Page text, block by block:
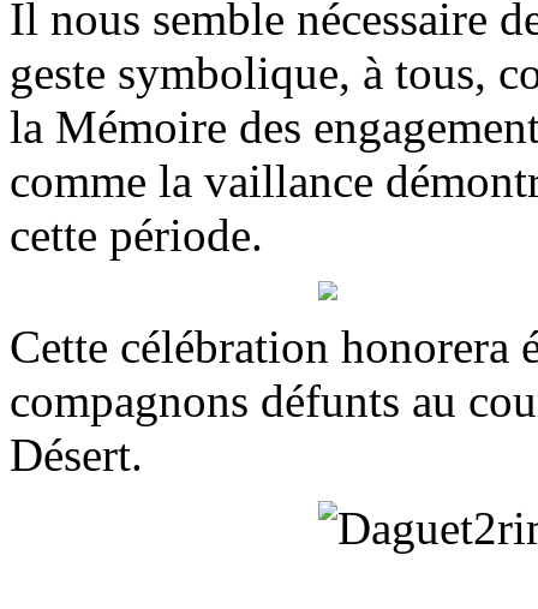
Il nous semble nécessaire
geste symbolique, à tous,
la Mémoire des
comme la vaillance
cette période.
Cette célébration honorera
compagnons défunts au
Désert.